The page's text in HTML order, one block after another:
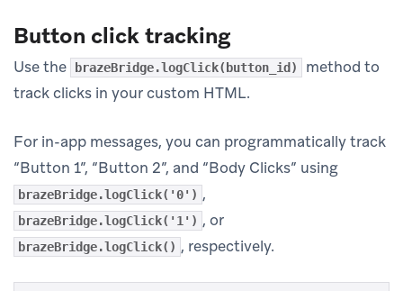
Button click tracking
Use the brazeBridge.logClick(button_id)
method to
track clicks in your custom HTML.
For in-app messages, you can programmatically track
“Button 1”, “Button 2”, and “Body Clicks” using
brazeBridge.logClick('0') ,
brazeBridge.logClick('1') , or
brazeBridge.logClick() , respectively.